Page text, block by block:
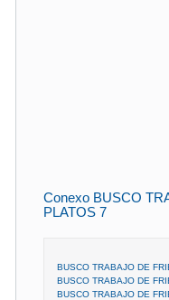
Conexo BUSCO
PLATOS 7
BUSCO TRABAJO DE
BUSCO TRABAJO DE
BUSCO TRABAJO DE